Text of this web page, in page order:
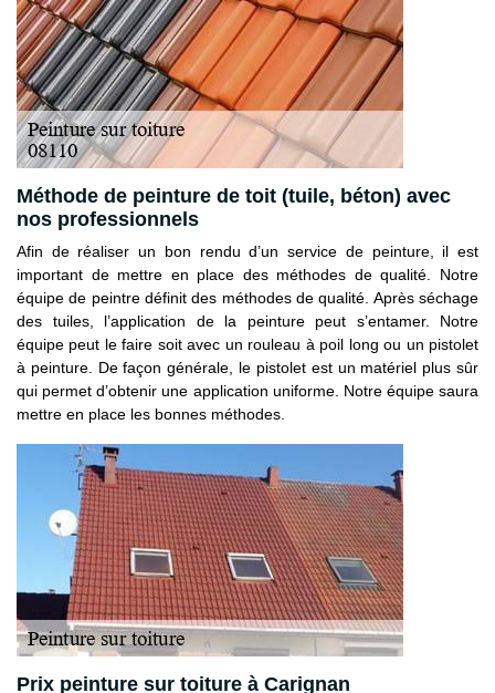
Méthode de peinture de toit (tuile, béton) avec
nos professionnels
Afin de réaliser un bon rendu d’un service de peinture, il est
important de mettre en place des méthodes de qualité. Notre
équipe de peintre définit des méthodes de qualité. Après séchage
des tuiles, l’application de la peinture peut s’entamer. Notre
équipe peut le faire soit avec un rouleau à poil long ou un pistolet
à peinture. De façon générale, le pistolet est un matériel plus sûr
qui permet d’obtenir une application uniforme. Notre équipe saura
mettre en place les bonnes méthodes.
Prix peinture sur toiture à Carignan